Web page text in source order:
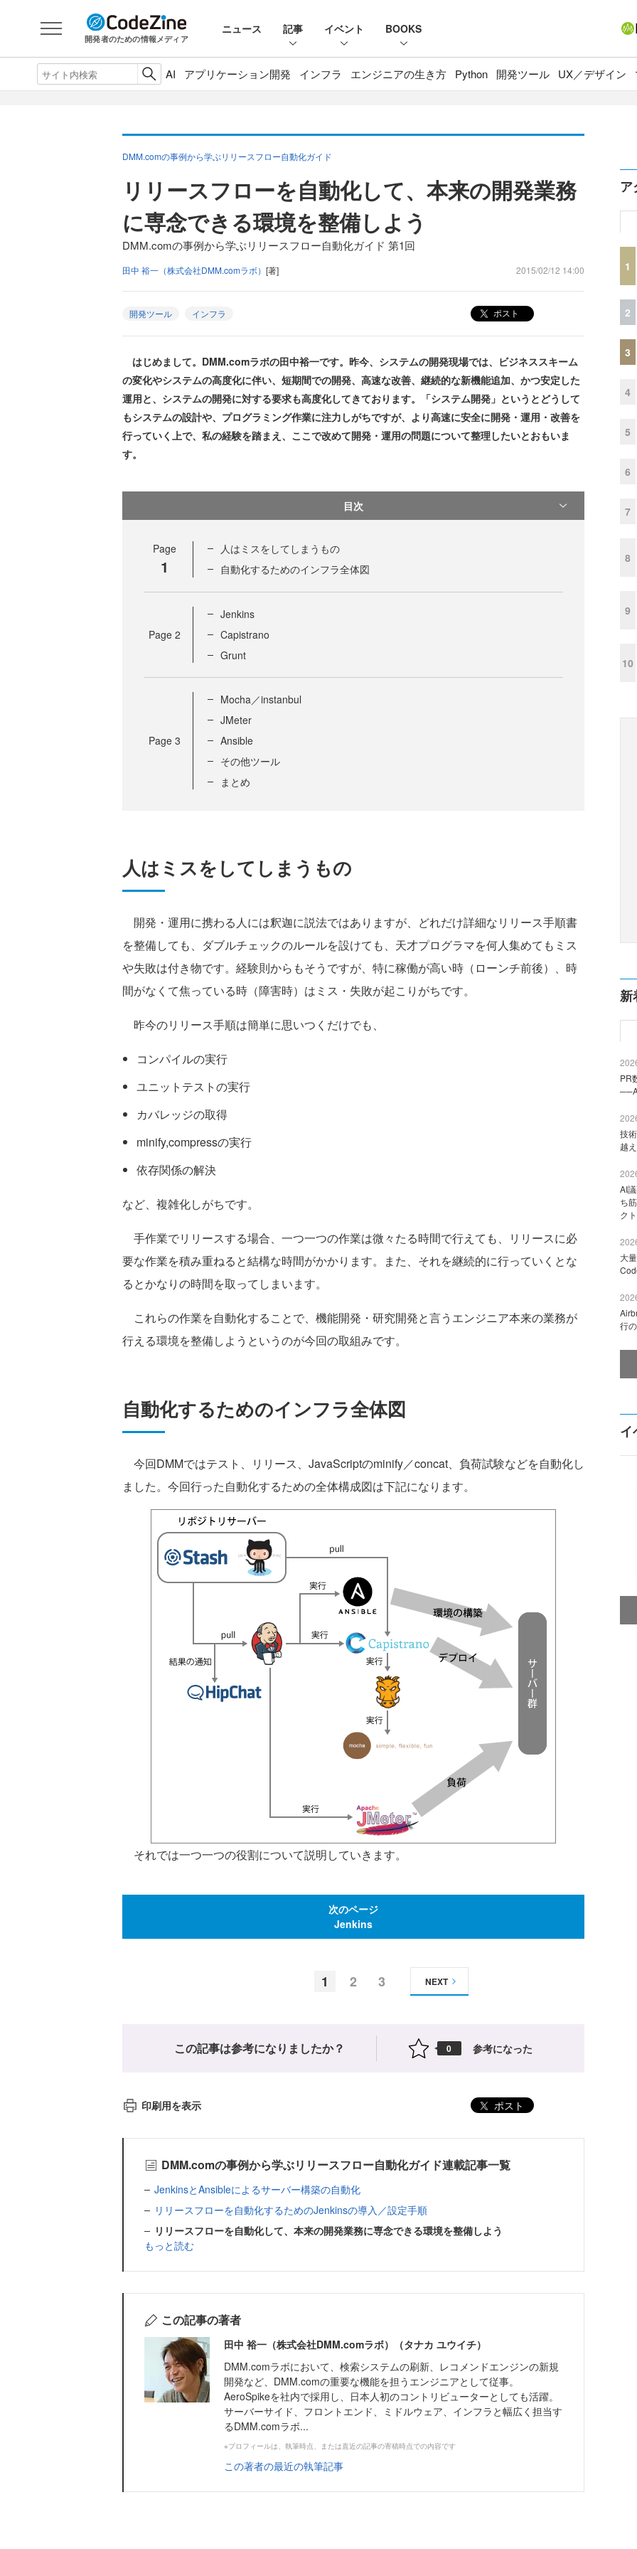
開発者のための情報メディア
ニュース 記事 イベント BOOKS
AI アプリケーション開発 インフラ エンジニアの生き方 Python 開発ツール UX／デザイン
DMM.comの事例から学ぶリリースフロー自動化ガイド
リリースフローを自動化して、本来の開発業務
に専念できる環境を整備しよう
DMM.comの事例から学ぶリリースフロー自動化ガイド 第1回
田中 裕一（株式会社DMM.comラボ） [著] 2015/02/12 14:00
開発ツール インフラ ポスト
はじめまして。DMM.comラボの田中裕一です。昨今、システムの開発現場では、ビジネススキーム
の変化やシステムの高度化に伴い、短期間での開発、高速な改善、継続的な新機能追加、かつ安定した
運用と、システムの開発に対する要求も高度化してきております。「システム開発」というとどうして
もシステムの設計や、プログラミング作業に注力しがちですが、より高速に安全に開発・運用・改善を
行っていく上で、私の経験を踏まえ、ここで改めて開発・運用の問題について整理したいとおもいま
す。
目次
Page
1
人はミスをしてしまうもの
自動化するためのインフラ全体図
Page 2
Jenkins
Capistrano
Grunt
Page 3
Mocha／instanbul
JMeter
Ansible
その他ツール
まとめ
人はミスをしてしまうもの
開発・運用に携わる人には釈迦に説法ではありますが、どれだけ詳細なリリース手順書
を整備しても、ダブルチェックのルールを設けても、天才プログラマを何人集めてもミス
や失敗は付き物です。経験則からもそうですが、特に稼働が高い時（ローンチ前後）、時
間がなくて焦っている時（障害時）はミス・失敗が起こりがちです。
昨今のリリース手順は簡単に思いつくだけでも、
コンパイルの実行
ユニットテストの実行
カバレッジの取得
minify,compressの実行
依存関係の解決
など、複雑化しがちです。
手作業でリリースする場合、一つ一つの作業は微々たる時間で行えても、リリースに必
要な作業を積み重ねると結構な時間がかかります。また、それを継続的に行っていくとな
るとかなりの時間を取ってしまいます。
これらの作業を自動化することで、機能開発・研究開発と言うエンジニア本来の業務が
行える環境を整備しようというのが今回の取組みです。
自動化するためのインフラ全体図
今回DMMではテスト、リリース、JavaScriptのminify／concat、負荷試験などを自動化し
ました。今回行った自動化するための全体構成図は下記になります。
それでは一つ一つの役割について説明していきます。
次のページ
Jenkins
1 2 3 NEXT
この記事は参考になりましたか？ 0 参考になった
印刷用を表示 ポスト
DMM.comの事例から学ぶリリースフロー自動化ガイド連載記事一覧
JenkinsとAnsibleによるサーバー構築の自動化
リリースフローを自動化するためのJenkinsの導入／設定手順
リリースフローを自動化して、本来の開発業務に専念できる環境を整備しよう
もっと読む
この記事の著者
田中 裕一（株式会社DMM.comラボ）（タナカ ユウイチ）
DMM.comラボにおいて、検索システムの刷新、レコメンドエンジンの新規
開発など、DMM.comの重要な機能を担うエンジニアとして従事。
AeroSpikeを社内で採用し、日本人初のコントリビューターとしても活躍。
サーバーサイド、フロントエンド、ミドルウェア、インフラと幅広く担当す
るDMM.comラボ...
※プロフィールは、執筆時点、または直近の記事の寄稿時点での内容です
この著者の最近の執筆記事
ア
1
2
3
4
5
6
7
8
9
10
新
PR
技
越
AI
ち
ク
大
行
イ